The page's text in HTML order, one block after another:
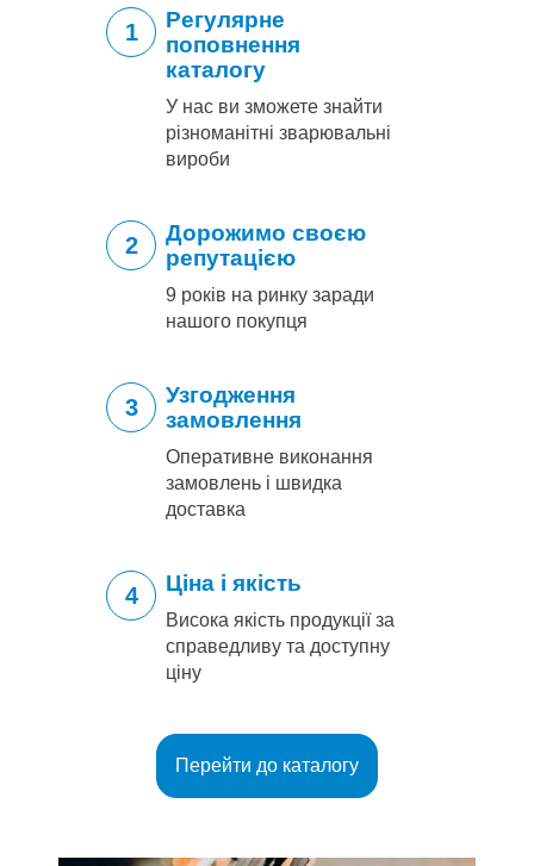
1
Регулярне
поповнення
каталогу
У нас ви зможете знайти
різноманітні зварювальні
вироби
2
Дорожимо своєю
репутацією
9 років на ринку заради
нашого покупця
3
Узгодження
замовлення
Оперативне виконання
замовлень і швидка
доставка
4 Ціна і якість
Висока якість продукції за
справедливу та доступну
ціну
Перейти до каталогу